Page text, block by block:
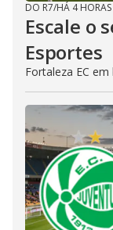
DO R7/HÁ 4 HORAS
Escale o
Esportes
Fortaleza EC